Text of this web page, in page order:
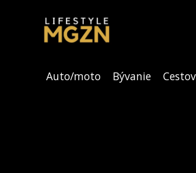
Auto/moto Bývanie